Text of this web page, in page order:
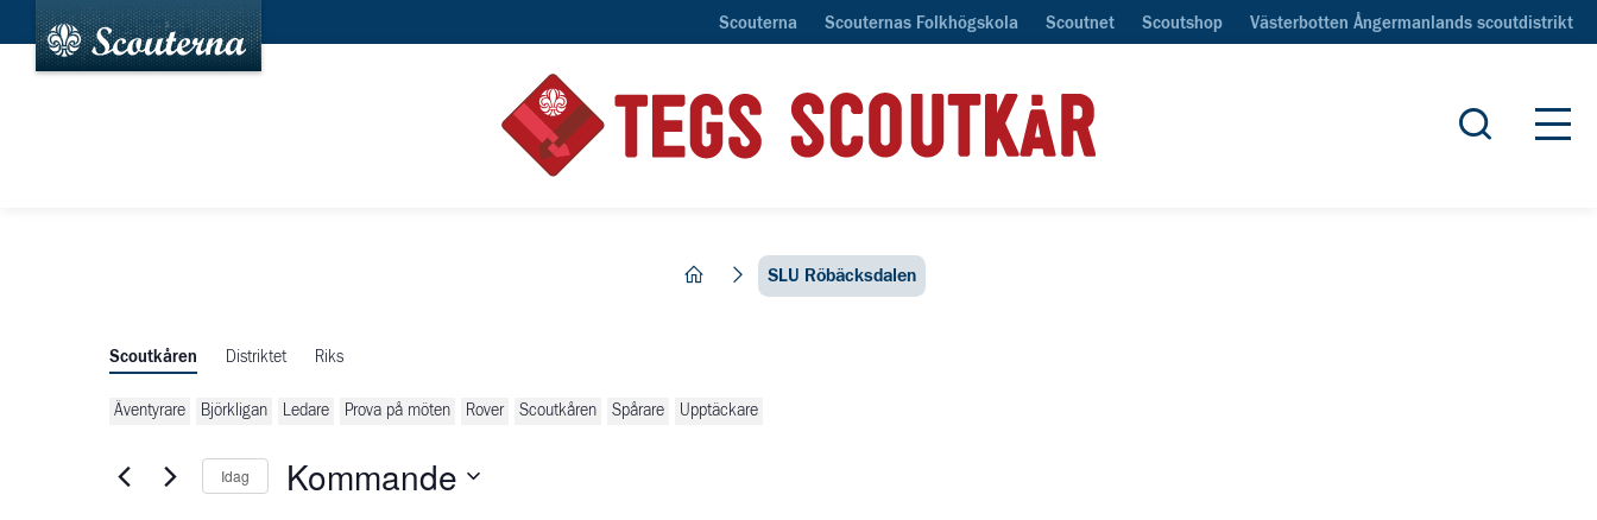
Scouterna Scouternas Folkhögskola Scoutnet Scoutshop Västerbotten Ångermanlands scoutdistrikt
Öppna
hem SLU Röbäcksdalen
Scoutkåren Distriktet Riks
Äventyrare Björkligan Ledare Prova på möten Rover Scoutkåren Spårare Upptäckare
Idag Kommande